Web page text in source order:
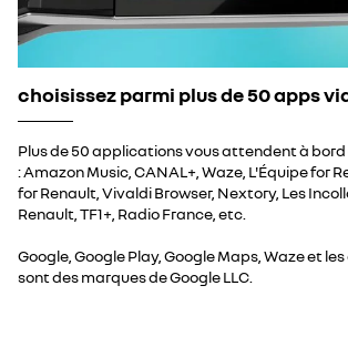
choisissez parmi plus de 50 apps
Plus de 50 applications vous attendent à
: Amazon Music, CANAL+, Waze, L'Équipe for
for Renault, Vivaldi Browser, Nextory, Les
Renault, TF1+, Radio France, etc.
Google, Google Play, Google Maps, Waze et
sont des marques de Google LLC.